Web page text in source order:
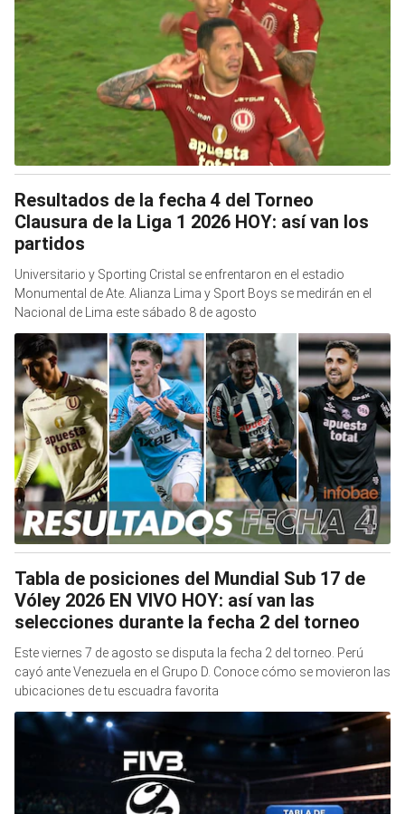
Resultados de la fecha 4 del Torneo
Clausura de la Liga 1 2026 HOY: así van los
partidos
Universitario y Sporting Cristal se enfrentaron en el estadio
Monumental de Ate. Alianza Lima y Sport Boys se medirán en el
Nacional de Lima este sábado 8 de agosto
Tabla de posiciones del Mundial Sub 17 de
Vóley 2026 EN VIVO HOY: así van las
selecciones durante la fecha 2 del torneo
Este viernes 7 de agosto se disputa la fecha 2 del torneo. Perú
cayó ante Venezuela en el Grupo D. Conoce cómo se movieron las
ubicaciones de tu escuadra favorita